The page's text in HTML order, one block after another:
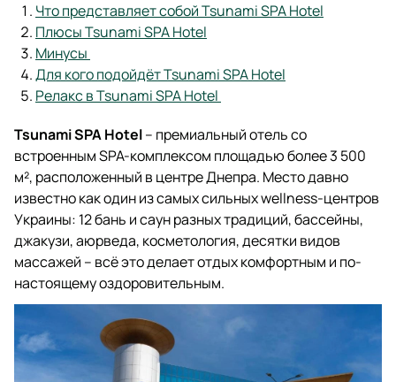
Что представляет собой Tsunami SPA Hotel
Плюсы Tsunami SPA Hotel
Минусы
Для кого подойдёт Tsunami SPA Hotel
Релакс в Tsunami SPA Hotel
Tsunami SPA Hotel– премиальный отель со
встроенным SPA-комплексом площадью более 3 500
м², расположенный в центре Днепра. Место давно
известно как один из самых сильных wellness-центров
Украины: 12 бань и саун разных традиций, бассейны,
джакузи, аюрведа, косметология, десятки видов
массажей – всё это делает отдых комфортным и по-
настоящему оздоровительным.